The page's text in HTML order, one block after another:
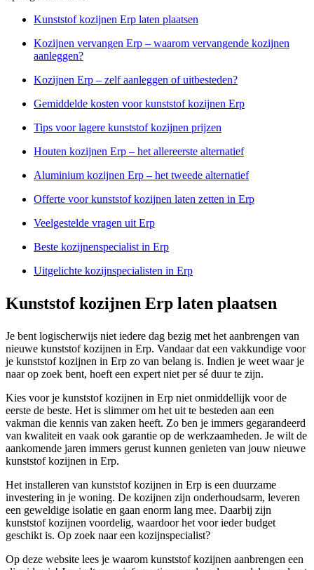
Kunststof kozijnen Erp laten plaatsen
Kozijnen vervangen Erp – waarom vervangende kozijnen
aanleggen?
Kozijnen Erp – zelf aanleggen of uitbesteden?
Gemiddelde kosten voor kunststof kozijnen Erp
Tips voor lagere kunststof kozijnen prijzen
Houten kozijnen Erp – het allereerste alternatief
Aluminium kozijnen Erp – het tweede alternatief
Offerte voor kunststof kozijnen laten zetten in Erp
Veelgestelde vragen uit Erp
Beste kozijnenspecialist in Erp
Uitgelichte kozijnspecialisten in Erp
Kunststof kozijnen Erp laten plaatsen
Je bent logischerwijs niet iedere dag bezig met het aanbrengen van
nieuwe kunststof kozijnen in Erp. Vandaar dat een vakkundige voor
je kunststof kozijnen in Erp zo van belang is. Indien je weet waar je
naar op zoek bent, hoeft een expert niet per sé duur te zijn.
Kies voor je kunststof kozijnen in Erp niet onmiddellijk voor de
eerste de beste. Het is slimmer om het uit te besteden aan een
vakman die kennis van zaken heeft. Zo ben je immers gegarandeerd
van kwaliteit en vaak ook garantie op de werkzaamheden. Je wilt de
aankomende jaren immers gerust kunnen genieten van jouw nieuwe
kunststof kozijnen in Erp.
Het installeren van kunststof kozijnen in Erp is een duurzame
investering in je woning. De kozijnen zijn onderhoudsarm, leveren
een geweldige isolatie en gaan enorm lang mee. Daarbij zijn
kunststof kozijnen voordelig, waardoor het voor ieder budget
geschikt is. Op zoek naar een kozijnspecialist?
Op deze website lees je waarom kunststof kozijnen aanbrengen een